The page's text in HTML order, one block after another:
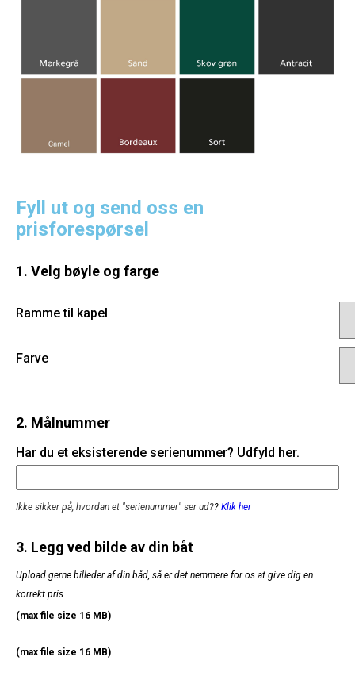
Fyll ut og send oss en
prisforespørsel
1. Velg bøyle og farge
Ramme til kapel
Farve
2. Målnummer
Har du et eksisterende serienummer? Udfyld her.
Ikke sikker på, hvordan et "serienummer" ser ud?? Klik her
3. Legg ved bilde av din båt
Upload gerne billeder af din båd, så er det nemmere for os at give dig en
korrekt pris
(max file size 16 MB)
(max file size 16 MB)